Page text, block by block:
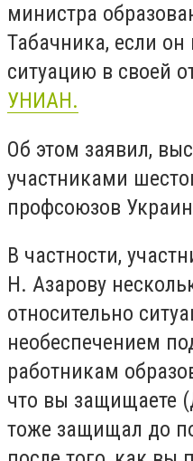
министра
Табачника, если он
ситуацию в своей
УНИАН.
Об этом заявил,
участниками
профсоюзов
В частности,
Н. Азарову
относительно
необеспечением
работникам
что вы защищаете
тоже защищал до